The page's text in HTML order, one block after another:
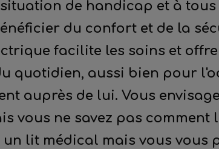
de handicap et à
du confort et de la
facilite les soins et
quotidien, aussi bien pour
auprès de lui. Vous
vous ne savez pas
un lit médical mais vous vous